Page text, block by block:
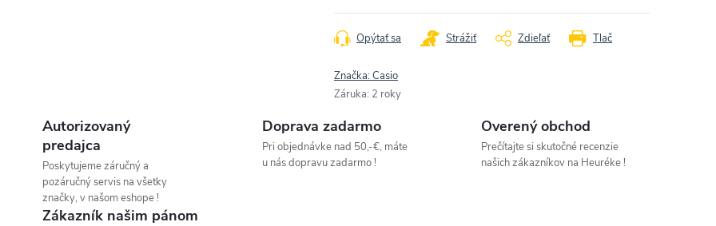
Tlač
Opýtať sa Strážiť Zdieľať
Značka:Casio
Záruka: 2 roky
Autorizovaný
predajca
Poskytujeme záručný a
pozáručný servis na všetky
značky, v našom eshope !
Doprava zadarmo
Pri objednávke nad 50,-€, máte
u nás dopravu zadarmo !
Overený obchod
Prečítajte si skutočné recenzie
našich zákazníkov na Heuréke !
Zákazník našim pánom